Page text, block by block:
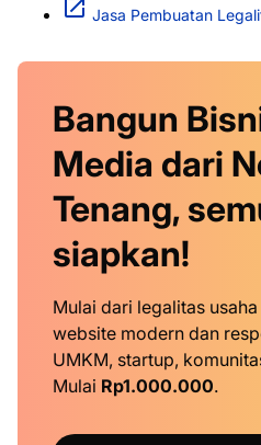
Jasa Pembuatan
Bangun
Media dari
Tenang,
siapkan!
Mulai dari legalitas
website modern dan
UMKM, startup,
Mulai Rp1.000.000.